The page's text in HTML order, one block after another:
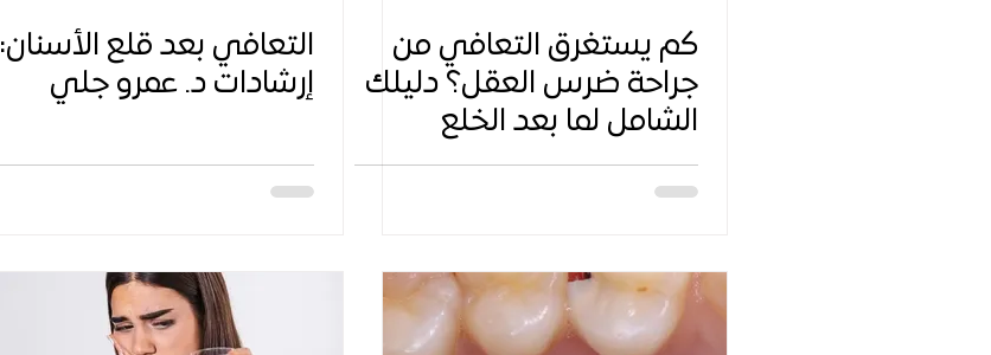
كم يستغرق التعافي من
جراحة ضرس العقل؟ دليلك
الشامل لما بعد الخلع
الجراحي
التعافي بعد قلع الأسنان:
إرشادات د. عمرو جلي